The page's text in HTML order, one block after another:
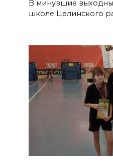
В минувшие
школе Целинского